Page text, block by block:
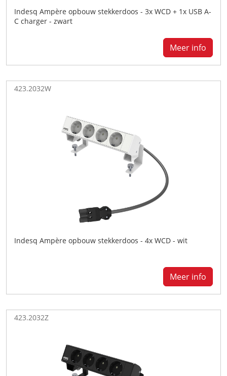
Indesq Ampère opbouw stekkerdoos - 3x WCD + 1x USB A-
C charger - zwart
Meer info
423.2032W
Indesq Ampère opbouw stekkerdoos - 4x WCD - wit
Meer info
423.2032Z